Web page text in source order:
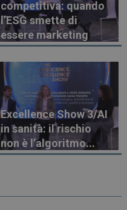
competitiva: quando
l’ESG smette di
essere marketing
Excellence Show 3/AI
in sanità: il rischio
non è l’algoritmo...